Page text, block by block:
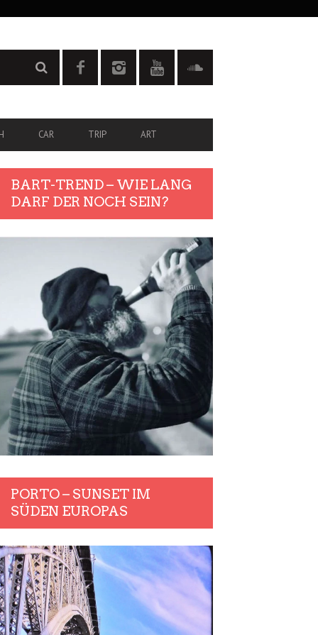
CAR TRIP ART
BART-TREND – WIE LANG
DARF DER NOCH SEIN?
PORTO – SUNSET IM
SÜDEN EUROPAS